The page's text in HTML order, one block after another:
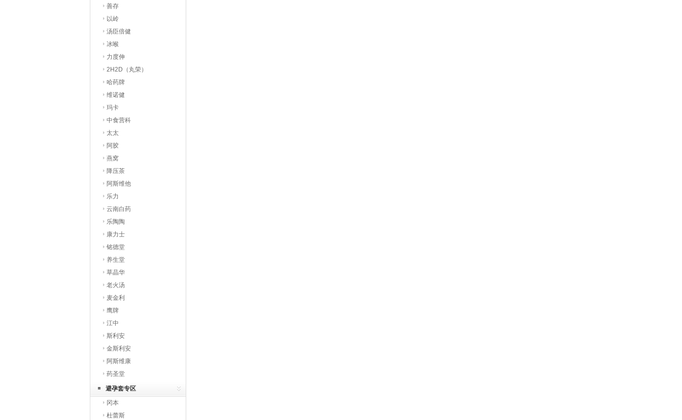
善存
以岭
汤臣倍健
冰喉
力度伸
2H2D（丸荣）
哈药牌
维诺健
玛卡
中食营科
太太
阿胶
燕窝
降压茶
阿斯维他
乐力
云南白药
乐陶陶
康力士
铭德堂
养生堂
草晶华
老火汤
麦金利
鹰牌
江中
斯利安
金斯利安
阿斯维康
药圣堂
避孕套专区
冈本
杜蕾斯